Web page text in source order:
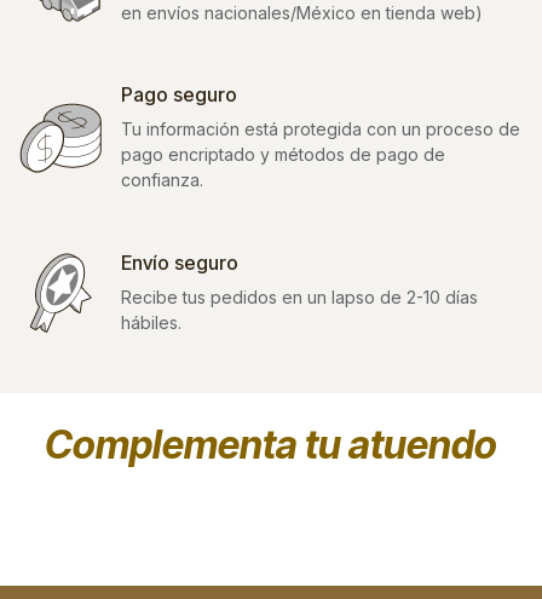
en envíos nacionales/México en tienda web)
Pago seguro
Tu información está protegida con un proceso de
pago encriptado y métodos de pago de
confianza.
Envío seguro
Recibe tus pedidos en un lapso de 2-10 días
hábiles.
Complementa tu atuendo